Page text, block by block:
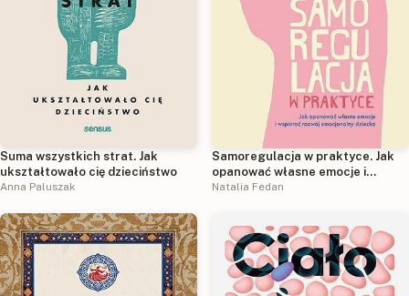
Suma wszystkich strat. Jak
ukształtowało cię dzieciństwo
Anna Paluszak
Samoregulacja w praktyce. Jak
opanować własne emocje i
wspierać rozwój emocjonalny
Natalia Fedan